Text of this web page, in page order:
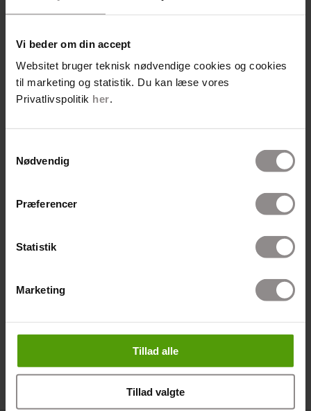
Vi beder om din accept
Websitet bruger teknisk nødvendige cookies og cookies
til marketing og statistik. Du kan læse vores
Privatlivspolitik her.
Nødvendig
Præferencer
Statistik
Marketing
Tillad alle
Tillad valgte
Sygeplejerske med erfaring fra primær og
Mød resten af CardioLab-teamet